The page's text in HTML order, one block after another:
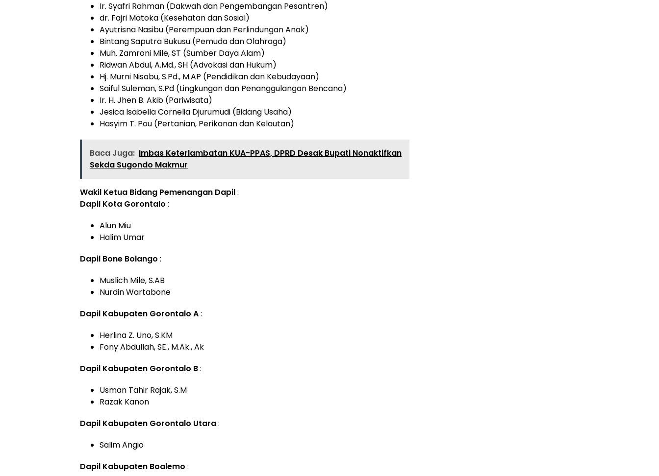
Ir. Syafri Rahman (Dakwah dan Pengembangan Pesantren)
dr. Fajri Matoka (Kesehatan dan Sosial)
Ayutrisna Nasibu (Perempuan dan Perlindungan Anak)
Bintang Saputra Bukusu (Pemuda dan Olahraga)
Muh. Zamroni Mile, ST (Sumber Daya Alam)
Ridwan Abdul, A.Md., SH (Advokasi dan Hukum)
Hj. Murni Nisabu, S.Pd., M.AP (Pendidikan dan Kebudayaan)
Saiful Suleman, S.Pd (Lingkungan dan Penanggulangan Bencana)
Ir. H. Jhen B. Akib (Pariwisata)
Jesica Isabella Cornelia Djurumudi (Bidang Usaha)
Hasyim T. Pou (Pertanian, Perikanan dan Kelautan)
Baca Juga: Imbas Keterlambatan KUA-PPAS, DPRD Desak Bupati Nonaktifkan
Sekda Sugondo Makmur
Wakil Ketua Bidang Pemenangan Dapil:
Dapil Kota Gorontalo :
Alun Miu
Halim Umar
Dapil Bone Bolango :
Muslich Mile, S.AB
Nurdin Wartabone
Dapil Kabupaten Gorontalo A:
Herlina Z. Uno, S.KM
Fony Abdullah, SE., M.Ak., Ak
Dapil Kabupaten Gorontalo B:
Usman Tahir Rajak, S.M
Razak Kanon
Dapil Kabupaten Gorontalo Utara:
Salim Angio
Dapil Kabupaten Boalemo :